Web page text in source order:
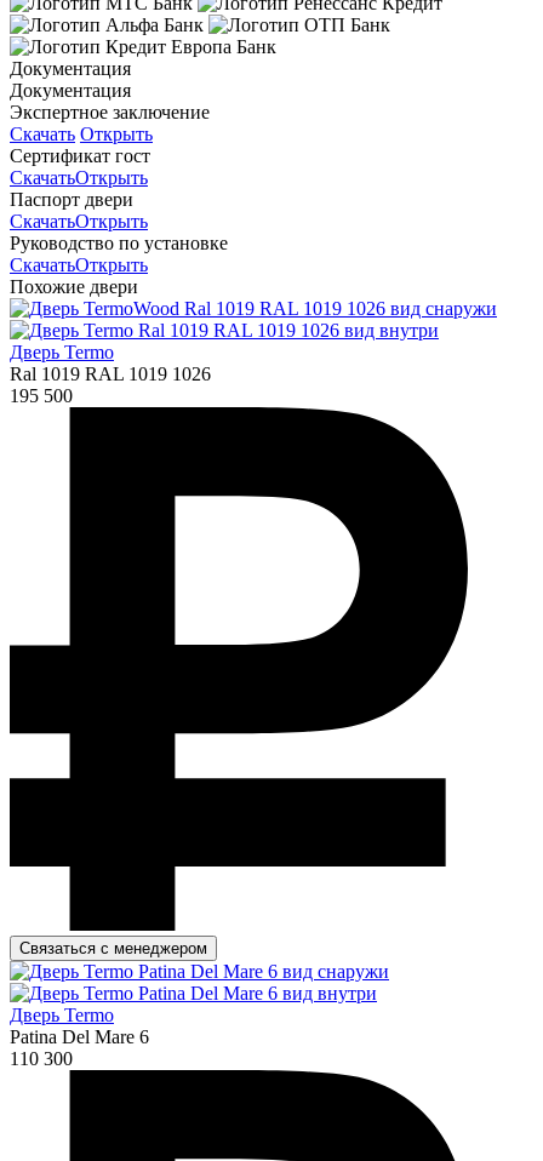
Документация
Документация
Экспертное заключение
Скачать Открыть
Сертификат гост
СкачатьОткрыть
Паспорт двери
СкачатьОткрыть
Руководство по установке
СкачатьОткрыть
Похожие двери
Дверь Termo
Ral 1019 RAL 1019 1026
195 500
Связаться с менеджером
Дверь Termo
Patina Del Mare 6
110 300